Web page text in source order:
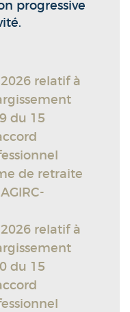
progressive
relatif à
du 15
de retraite
relatif à
du 15